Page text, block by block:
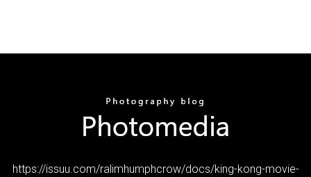
https://issuu.com/ralimhumphcrow/docs/king-kong-movie-